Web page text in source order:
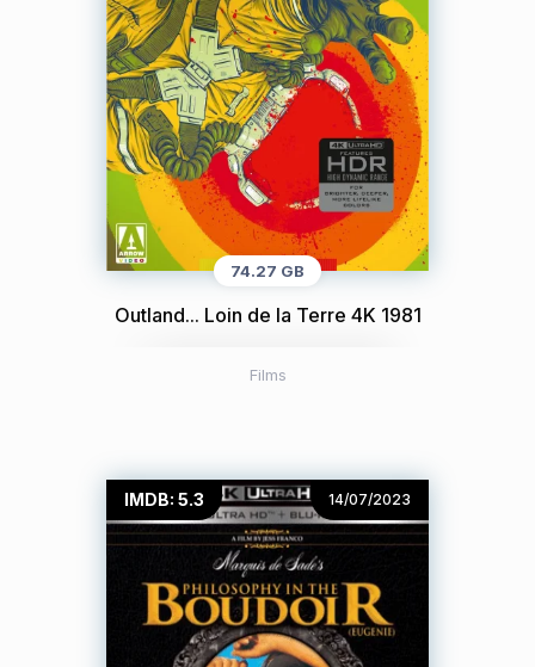
74.27 GB
Outland... Loin de la Terre 4K 1981
Films
IMDB: 5.3 14/07/2023